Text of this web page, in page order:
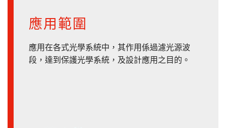
應用範圍
應用在各式光學系統中，其作用係過濾光源波
段，達到保護光學系統，及設計應用之目的。